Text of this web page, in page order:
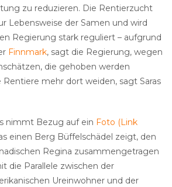
zu reduzieren. Die Rentierzucht
Lebensweise der Samen und wird
Regierung stark reguliert – aufgrund
Finnmark, sagt die Regierung, wegen
die gehoben werden
mehr dort weiden, sagt Saras
nimmt Bezug auf ein Foto (Link
einen Berg Büffelschädel zeigt, den
Regina zusammengetragen
die Parallele zwischen der
Ureinwohner und der